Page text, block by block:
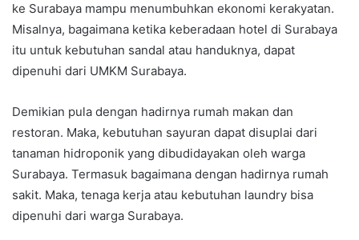
ke Surabaya mampu menumbuhkan ekonomi kerakyatan.
Misalnya, bagaimana ketika keberadaan hotel di Surabaya
itu untuk kebutuhan sandal atau handuknya, dapat
dipenuhi dari UMKM Surabaya.
Demikian pula dengan hadirnya rumah makan dan
restoran. Maka, kebutuhan sayuran dapat disuplai dari
tanaman hidroponik yang dibudidayakan oleh warga
Surabaya. Termasuk bagaimana dengan hadirnya rumah
sakit. Maka, tenaga kerja atau kebutuhan laundry bisa
dipenuhi dari warga Surabaya.